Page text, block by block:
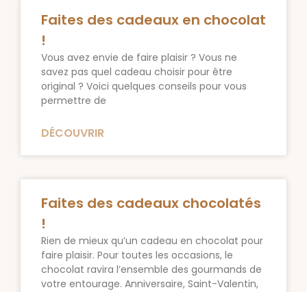
Faites des cadeaux en chocolat
!
Vous avez envie de faire plaisir ? Vous ne
savez pas quel cadeau choisir pour être
original ? Voici quelques conseils pour vous
permettre de
DÉCOUVRIR
Faites des cadeaux chocolatés
!
Rien de mieux qu’un cadeau en chocolat pour
faire plaisir. Pour toutes les occasions, le
chocolat ravira l’ensemble des gourmands de
votre entourage. Anniversaire, Saint-Valentin,